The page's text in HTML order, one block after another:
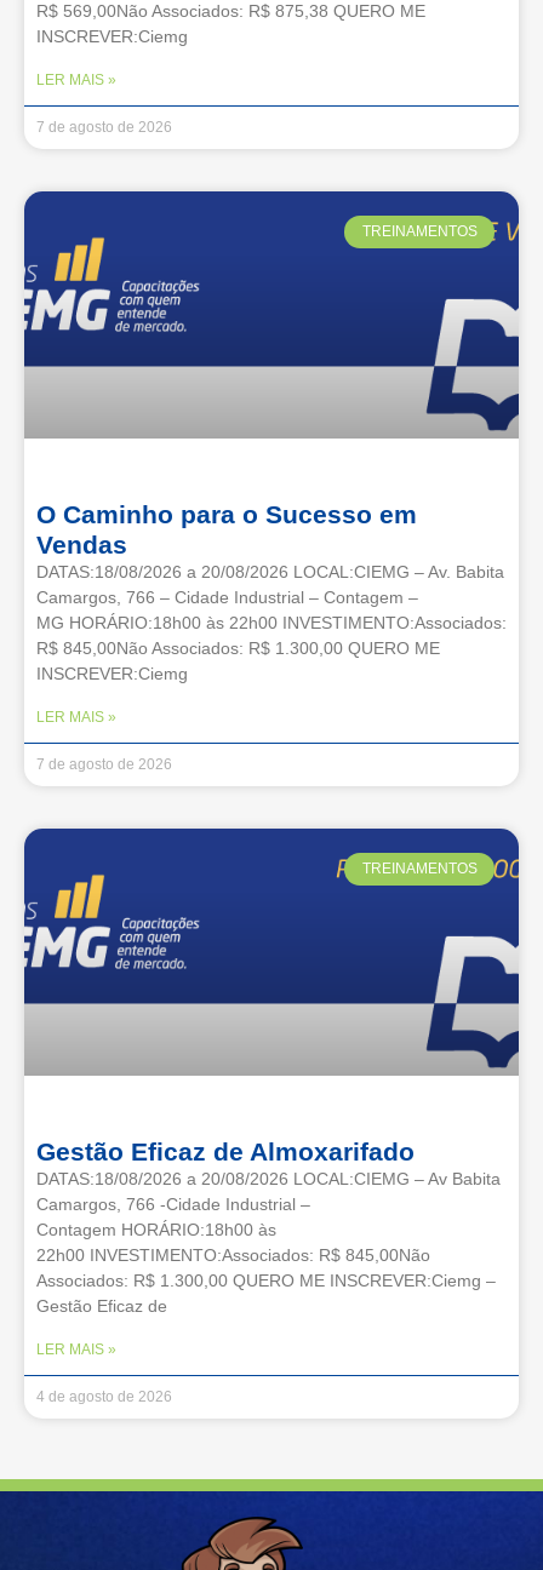
R$ 569,00Não Associados: R$ 875,38 QUERO ME
INSCREVER:Ciemg
LER MAIS »
7 de agosto de 2026
TREINAMENTOS
O Caminho para o Sucesso em
Vendas
DATAS:18/08/2026 a 20/08/2026 LOCAL:CIEMG – Av. Babita
Camargos, 766 – Cidade Industrial – Contagem –
MG HORÁRIO:18h00 às 22h00 INVESTIMENTO:Associados:
R$ 845,00Não Associados: R$ 1.300,00 QUERO ME
INSCREVER:Ciemg
LER MAIS »
7 de agosto de 2026
TREINAMENTOS
Gestão Eficaz de Almoxarifado
DATAS:18/08/2026 a 20/08/2026 LOCAL:CIEMG – Av Babita
Camargos, 766 -Cidade Industrial –
Contagem HORÁRIO:18h00 às
22h00 INVESTIMENTO:Associados: R$ 845,00Não
Associados: R$ 1.300,00 QUERO ME INSCREVER:Ciemg –
Gestão Eficaz de
LER MAIS »
4 de agosto de 2026